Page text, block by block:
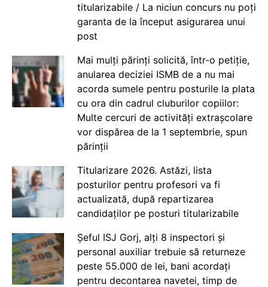
titularizabile / La niciun concurs nu poți
garanta de la început asigurarea unui
post
Mai mulți părinți solicită, într-o petiție,
anularea deciziei ISMB de a nu mai
acorda sumele pentru posturile la plata
cu ora din cadrul cluburilor copiilor:
Multe cercuri de activități extrașcolare
vor dispărea de la 1 septembrie, spun
părinții
Titularizare 2026. Astăzi, lista
posturilor pentru profesori va fi
actualizată, după repartizarea
candidaților pe posturi titularizabile
Șeful ISJ Gorj, alți 8 inspectori și
personal auxiliar trebuie să returneze
peste 55.000 de lei, bani acordați
pentru decontarea navetei, timp de